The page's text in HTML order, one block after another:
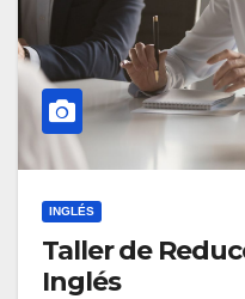
INGLÉS
Taller de
Inglés